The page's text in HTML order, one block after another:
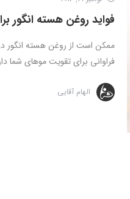
فواید روغن هسته انگور
ممکن است از روغن هسته انگور در
فراوانی برای تقویت موهای شما
الهام آقایی